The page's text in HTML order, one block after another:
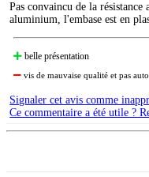
Pas convaincu de la
aluminium, l'embase est en
belle présentation
vis de mauvaise qualité et pas
Signaler cet avis comme
Ce commentaire a été utile ?